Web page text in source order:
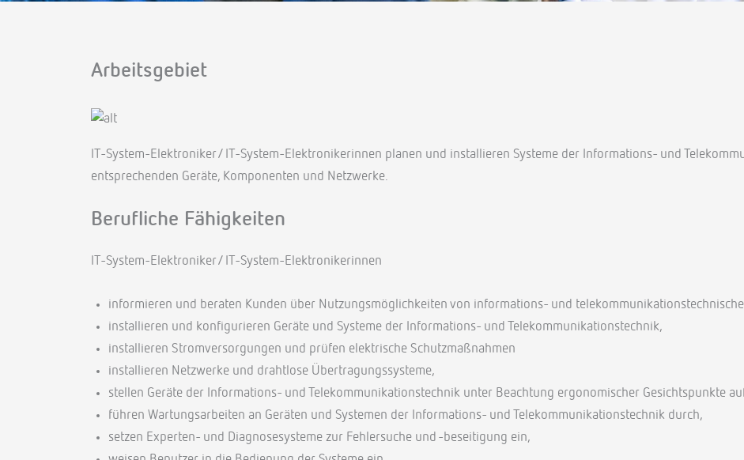
Arbeitsgebiet
IT-System-Elektroniker/ IT-System-Elektronikerinnen planen und installieren Systeme der Informations- und
entsprechenden Geräte, Komponenten und Netzwerke.
Berufliche Fähigkeiten
IT-System-Elektroniker/ IT-System-Elektronikerinnen
informieren und beraten Kunden über Nutzungsmöglichkeiten von informations- und
installieren und konfigurieren Geräte und Systeme der Informations- und Telekommunikationstechnik,
installieren Stromversorgungen und prüfen elektrische Schutzmaßnahmen
installieren Netzwerke und drahtlose Übertragungssysteme,
stellen Geräte der Informations- und Telekommunikationstechnik unter Beachtung ergonomischer Gesichtspunkte
führen Wartungsarbeiten an Geräten und Systemen der Informations- und Telekommunikationstechnik durch,
setzen Experten- und Diagnosesysteme zur Fehlersuche und -beseitigung ein,